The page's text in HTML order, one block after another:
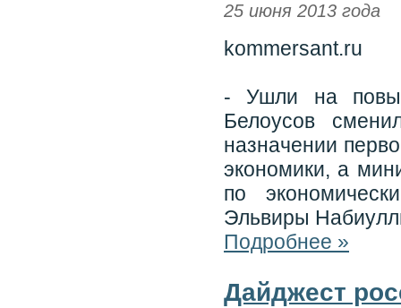
25 июня 2013 года
kommersant.ru
- Ушли на
Белоусов
назначении
экономики, а
по
Эльвиры
Подробнее »
Дайджест